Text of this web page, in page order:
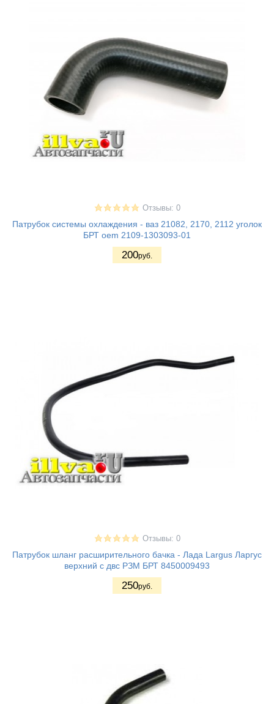
Отзывы: 0
Патрубок системы охлаждения - ваз 21082, 2170, 2112 уголок
БРТ oem 2109-1303093-01
200руб.
Отзывы: 0
Патрубок шланг расширительного бачка - Лада Largus Ларгус
верхний с двс РЗМ БРТ 8450009493
250руб.